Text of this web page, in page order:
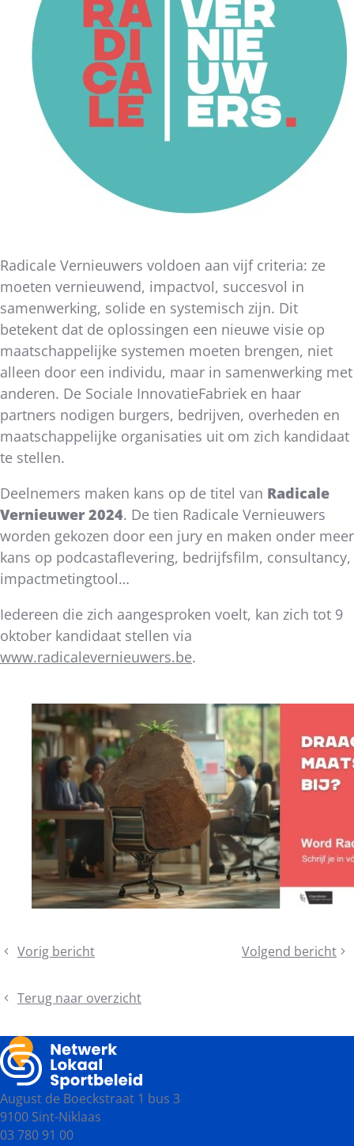
Radicale Vernieuwers voldoen aan vijf criteria: ze
moeten vernieuwend, impactvol, succesvol in
samenwerking, solide en systemisch zijn. Dit
betekent dat de oplossingen een nieuwe visie op
maatschappelijke systemen moeten brengen, niet
alleen door een individu, maar in samenwerking met
anderen. De Sociale InnovatieFabriek en haar
partners nodigen burgers, bedrijven, overheden en
maatschappelijke organisaties uit om zich kandidaat
te stellen.
Deelnemers maken kans op de titel van Radicale
Vernieuwer 2024. De tien Radicale Vernieuwers
worden gekozen door een jury en maken onder meer
kans op podcastaflevering, bedrijfsfilm, consultancy,
impactmetingtool…
Iedereen die zich aangesproken voelt, kan zich tot 9
oktober kandidaat stellen via
www.radicalevernieuwers.be.
Deel
bericht
Vorig bericht
Schaaf
soft
bij:
Twee
inspirerende
opleidingen
op
één
dag!
Volgend bericht
Schrijf
de
Terug naar overzicht
August de Boeckstraat 1 bus 3
9100 Sint-Niklaas
03 780 91 00